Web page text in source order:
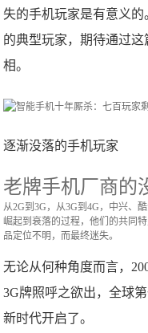
失的手机玩家是有意义
的典型玩家，期待通过
相。
逐渐没落的手机玩家
老牌手机厂商的
从2G到3G，从3G到4G，中兴、
崛起到衰落的过程，他们的共同
品定位不明，而最终迷失。
无论从何种角度而言，
3G牌照呼之欲出，全球
新时代开启了。